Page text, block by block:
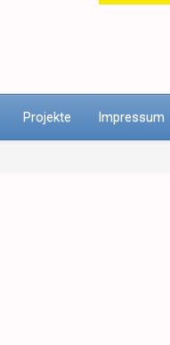
Projekte Impressum